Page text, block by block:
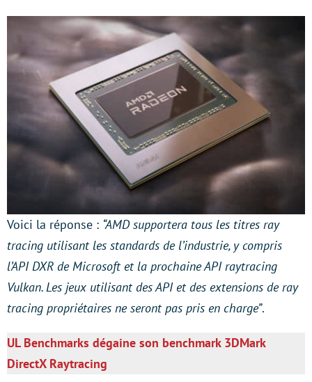
Voici la réponse : “AMD supportera tous les titres ray
tracing utilisant les standards de l’industrie, y compris
l’API DXR de Microsoft et la prochaine API raytracing
Vulkan. Les jeux utilisant des API et des extensions de ray
tracing propriétaires ne seront pas pris en charge”.
UL Benchmarks dégaine son benchmark 3DMark
DirectX Raytracing